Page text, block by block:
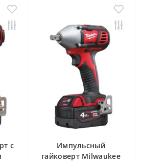
с
Импульсный
гайковерт Milwaukee